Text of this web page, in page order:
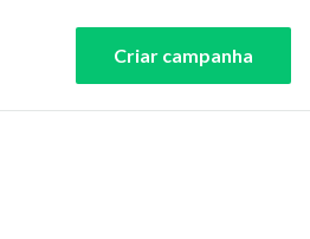
Criar campanha